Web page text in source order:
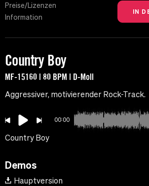
Preise/Lizenzen
Information
Country Boy
MF-15160 | 80 BPM | D-Moll
Aggressiver, motivierender Rock-Track.
00:00
Country Boy
Demos
Hauptversion